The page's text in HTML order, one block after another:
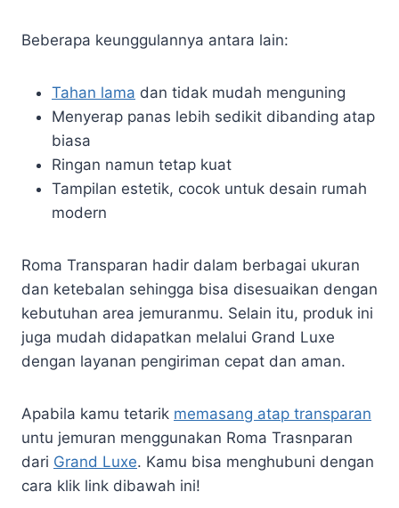
Beberapa keunggulannya antara lain:
Tahan lama dan tidak mudah menguning
Menyerap panas lebih sedikit dibanding atap
biasa
Ringan namun tetap kuat
Tampilan estetik, cocok untuk desain rumah
modern
Roma Transparan hadir dalam berbagai ukuran
dan ketebalan sehingga bisa disesuaikan dengan
kebutuhan area jemuranmu. Selain itu, produk ini
juga mudah didapatkan melalui Grand Luxe
dengan layanan pengiriman cepat dan aman.
Apabila kamu tetarik memasang atap transparan
untu jemuran menggunakan Roma Trasnparan
dari Grand Luxe. Kamu bisa menghubuni dengan
cara klik link dibawah ini!